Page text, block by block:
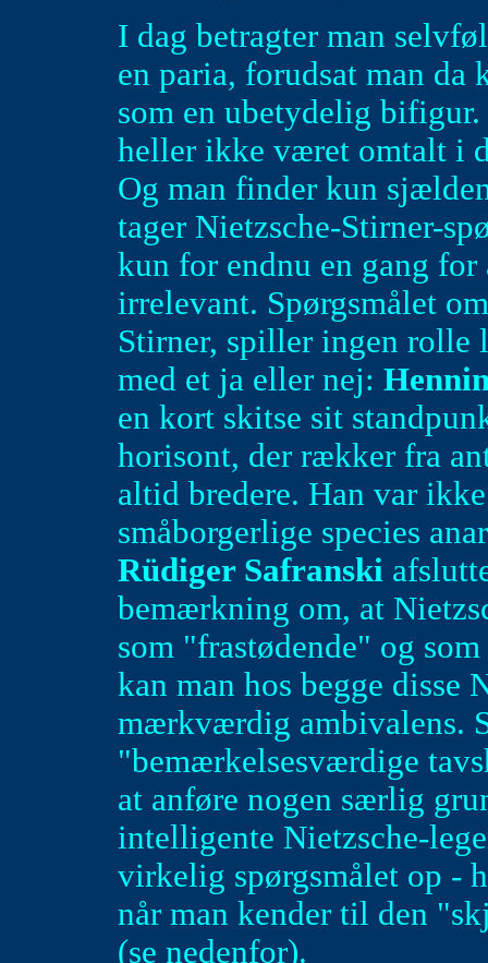
I dag betragter man
en paria, forudsat man da
som en ubetydelig
heller ikke været omtalt i
Og man finder kun
tager Nietzsche-Stirner-
kun for endnu en gang
irrelevant. Spørgsmålet
Stirner, spiller ingen rolle
med et ja eller nej:
en kort skitse sit
horisont, der rækker fra
altid bredere. Han var
småborgerlige species
Rüdiger Safranski
bemærkning om, at
som "frastødende" og
kan man hos begge disse
mærkværdig ambivalens.
"bemærkelsesværdige
at anføre nogen særlig
intelligente Nietzsche-
virkelig spørgsmålet op -
når man kender til den
(se nedenfor).